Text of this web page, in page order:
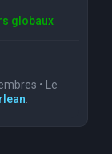
globaux
• Le
.